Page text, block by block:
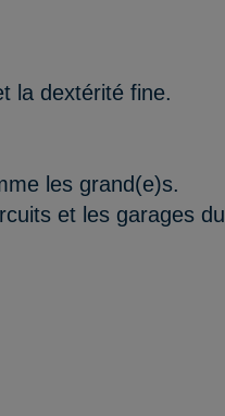
la dextérité fine.
les grand(e)s.
et les garages du